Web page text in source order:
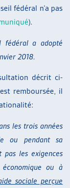
fédéral n’a pas
).
a adopté
2018.
décrit ci-
remboursée, il
les trois années
ou pendant sa
les exigences
ou à
sociale perçue